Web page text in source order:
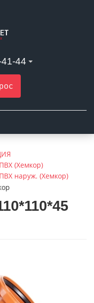
44
(Хемкор)
наруж. (Хемкор)